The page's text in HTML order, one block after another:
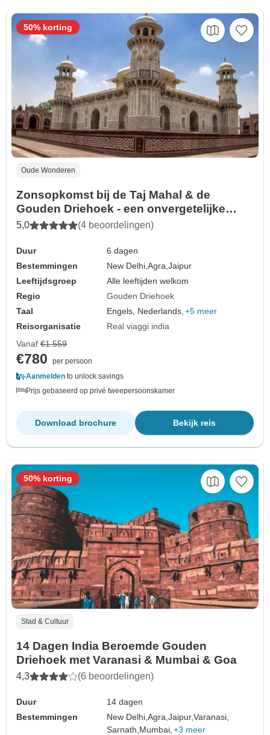
Oude Wonderen
Zonsopkomst bij de Taj Mahal & de
Gouden Driehoek - een onvergetelijke
rondreis - all-inclusive, ook maaltijden
5,0 (4 beoordelingen)
Duur
6 dagen
Bestemmingen
New Delhi,Agra,Jaipur
Leeftijdsgroep
Alle leeftijden welkom
Regio
Gouden Driehoek
Taal
Engels, Nederlands, +5 meer
Reisorganisatie
Real viaggi india
50% korting
Vanaf €1.559
€780
per persoon
Aanmelden to unlock savings
Prijs gebaseerd op privé tweepersoonskamer
Bekijk reis
Download brochure
Stad & Cultuur
14 Dagen India Beroemde Gouden
Driehoek met Varanasi & Mumbai & Goa
4,3 (6 beoordelingen)
Duur
14 dagen
Bestemmingen
New Delhi,Agra,Jaipur,Varanasi,
Sarnath, Mumbai, +3 meer
50% korting